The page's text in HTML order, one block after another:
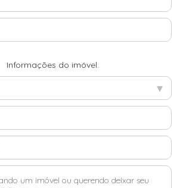
Informações do imóvel:
▾